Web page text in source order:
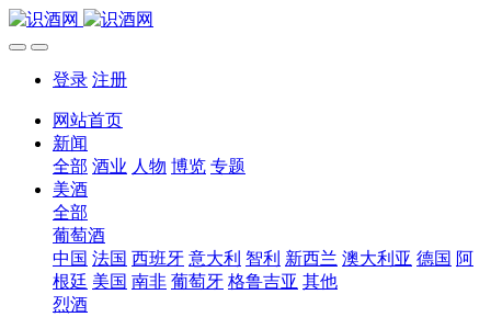
登录 注册
网站首页
新闻
全部 酒业 人物 博览 专题
美酒
全部
葡萄酒
中国 法国 西班牙 意大利 智利 新西兰 澳大利亚 德国 阿
根廷 美国 南非 葡萄牙 格鲁吉亚 其他
烈酒